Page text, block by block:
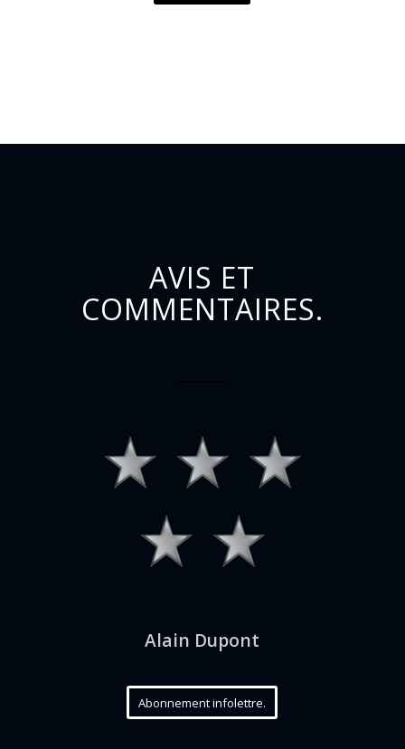
AVIS ET
COMMENTAIRES.
Alain Dupont
Abonnement infolettre.